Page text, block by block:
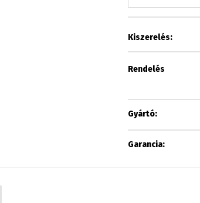
Kiszerelés:
Rendelés
Gyártó:
Garancia: